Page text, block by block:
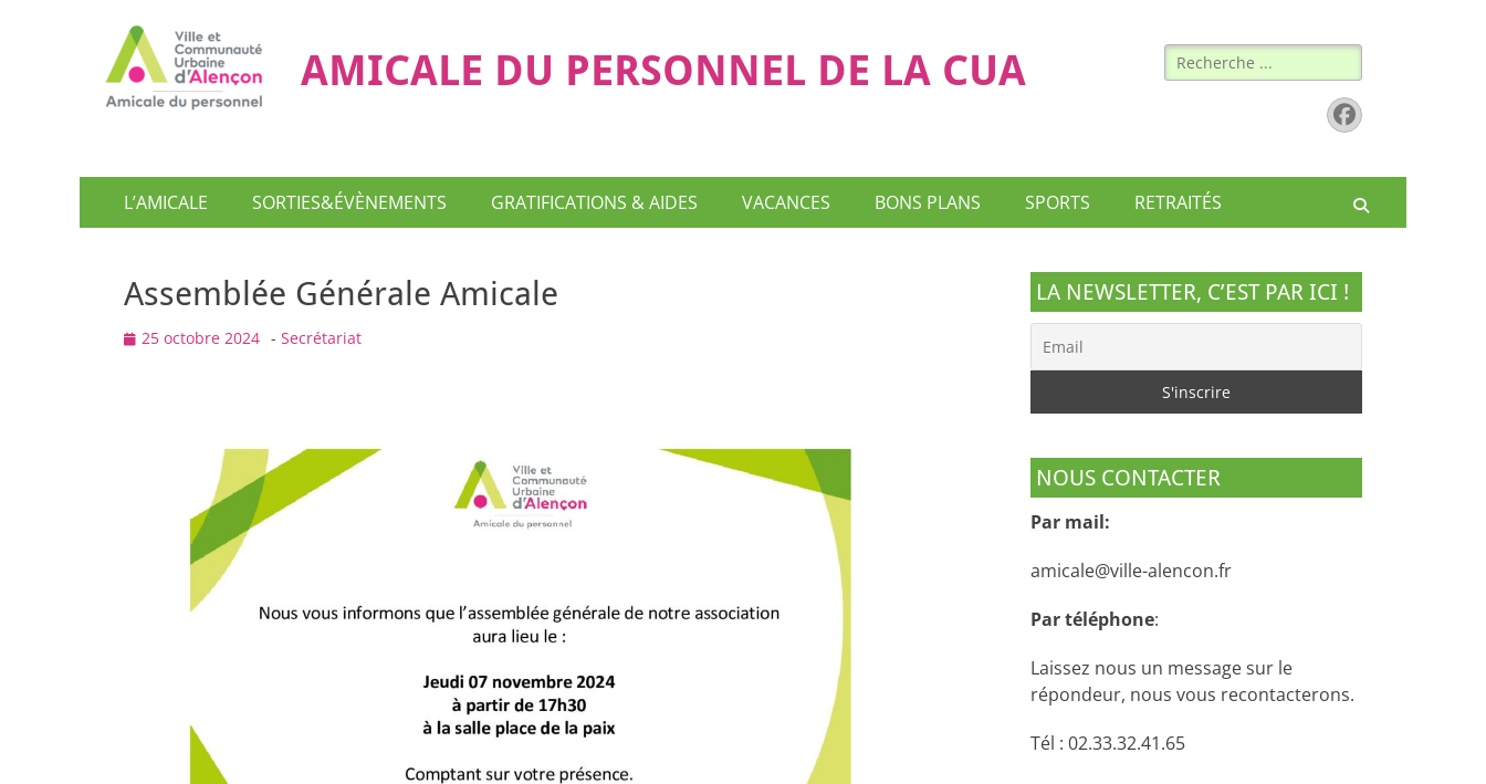
AMICALE DU PERSONNEL DE LA CUA Rechercher :
Facebook
Menu
principal
L’AMICALE SORTIES&ÉVÈNEMENTS GRATIFICATIONS & AIDES VACANCES BONS PLANS SPORTS RETRAITÉS
Assemblée Générale Amicale
Posted
25 octobre 2024 - Secrétariat
LA NEWSLETTER, C’EST PAR ICI !
NOUS CONTACTER
Par mail:
amicale@ville-alencon.fr
Par téléphone:
Laissez nous un message sur le
répondeur, nous vous recontacterons.
Tél : 02.33.32.41.65